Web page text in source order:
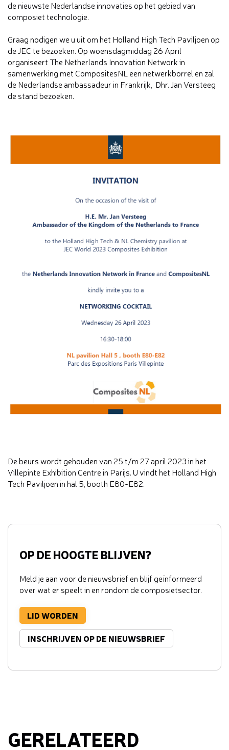
de nieuwste Nederlandse innovaties op het gebied van
composiet technologie.
Graag nodigen we u uit om het Holland High Tech Paviljoen op
de JEC te bezoeken. Op woensdagmiddag 26 April
organiseert The Netherlands Innovation Network in
samenwerking met CompositesNL een netwerkborrel en zal
de Nederlandse ambassadeur in Frankrijk, Dhr. Jan Versteeg
de stand bezoeken.
De beurs wordt gehouden van 25 t/m 27 april 2023 in het
Villepinte Exhibition Centre in Parijs. U vindt het Holland High
Tech Paviljoen in hal 5, booth E80-E82.
OP DE HOOGTE BLIJVEN?
Meld je aan voor de nieuwsbrief en blijf geïnformeerd
over wat er speelt in en rondom de composietsector.
LID WORDEN
INSCHRIJVEN OP DE NIEUWSBRIEF
GERELATEERD